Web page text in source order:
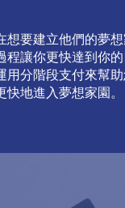
想要建立他們的夢
程讓你更快達到你
用分階段支付來幫
地進入夢想家園。